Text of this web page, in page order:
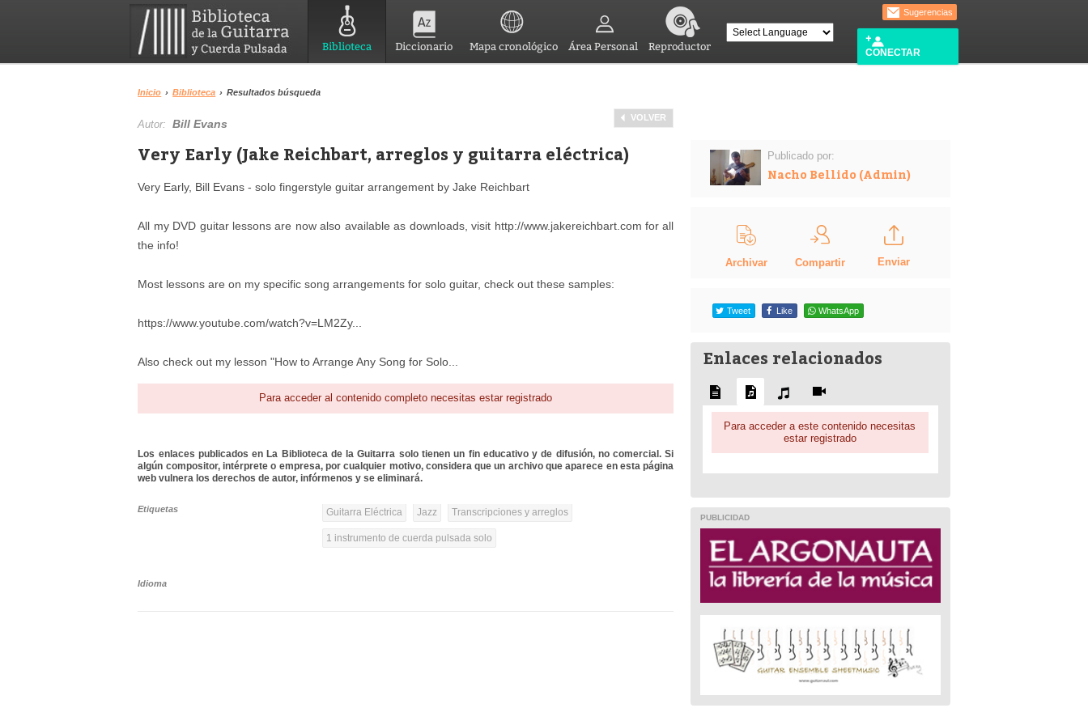
Biblioteca Diccionario Mapa cronológico Área Personal Reproductor
Sugerencias
CONECTAR
Inicio › Biblioteca › Resultados búsqueda
VOLVER
Autor:Bill Evans
Very Early (Jake Reichbart, arreglos y guitarra eléctrica)
Very Early, Bill Evans - solo fingerstyle guitar arrangement by Jake Reichbart
All my DVD guitar lessons are now also available as downloads, visit http://www.jakereichbart.com for all
the info!
Most lessons are on my specific song arrangements for solo guitar, check out these samples:
https://www.youtube.com/watch?v=LM2Zy...
Also check out my lesson "How to Arrange Any Song for Solo...
Para acceder al contenido completo necesitas estar registrado
Los enlaces publicados en La Biblioteca de la Guitarra solo tienen un fin educativo y de difusión, no comercial. Si
algún compositor, intérprete o empresa, por cualquier motivo, considera que un archivo que aparece en esta página
web vulnera los derechos de autor, infórmenos y se eliminará.
Etiquetas Guitarra Eléctrica Jazz Transcripciones y arreglos
1 instrumento de cuerda pulsada solo
Idioma
Publicado por:
Nacho Bellido (Admin)
Archivar Compartir Enviar
Tweet Like WhatsApp
Enlaces relacionados
Para acceder a este contenido necesitas
estar registrado
PUBLICIDAD